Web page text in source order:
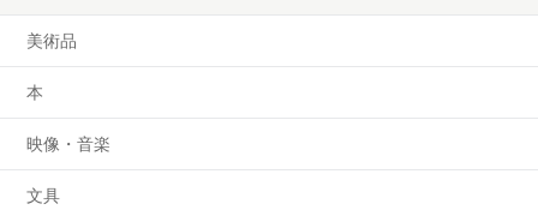
美術品
本
映像・音楽
文具